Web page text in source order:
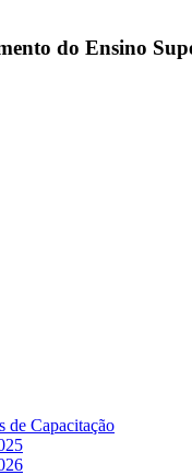
do Ensino
de Capacitação